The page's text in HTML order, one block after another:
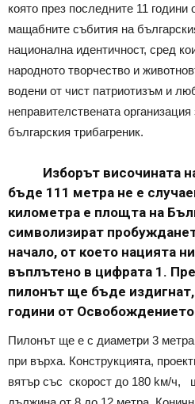
която през последните 11 години
мащабните събития на
национална идентичност, сред
народното творчество и
водени от чист патриотизъм и
неправителствената
българския трибагреник.
Изборът височината на
бъде 111 метра не е
километра е площта на
символизират
начало, от което нацията
въплътено в цифрата 1.
пилонът ще бъде
години от
Пилонът ще е с диаметри 3
при върха. Конструкцията,
вятър със cкорост до 180 kм/ч,